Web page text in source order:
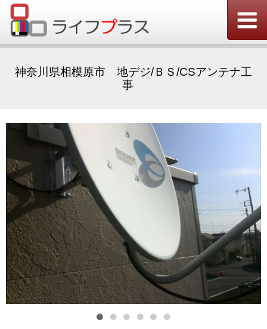
神奈川県相模原市 地デジ/ＢＳ/CSアンテナ工
事